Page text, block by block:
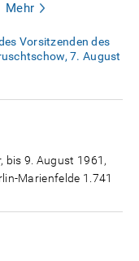
Mehr
Vorsitzenden des
7. August
bis 9. August 1961,
Marienfelde 1.741